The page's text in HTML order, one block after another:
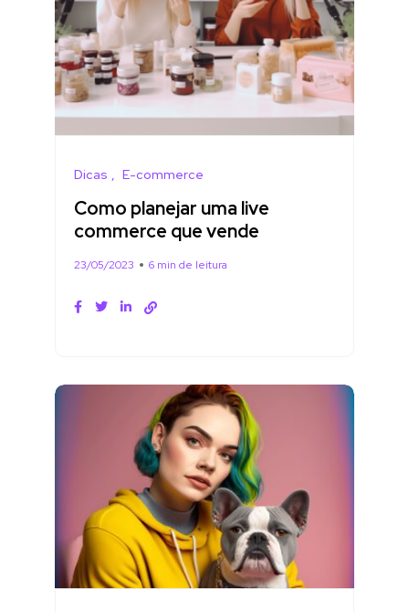
Dicas E-commerce
Como planejar uma live
commerce que vende
23/05/2023 6 min de leitura